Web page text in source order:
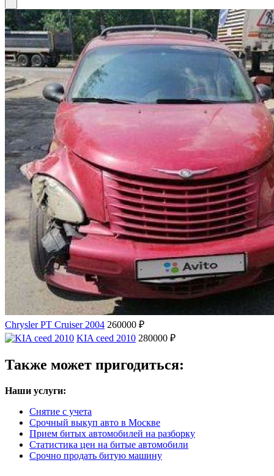
Chrysler PT Cruiser 2004 260000 ₽
KIA ceed 2010 280000 ₽
Также может пригодиться:
Наши услуги:
Снятие с учета
Срочный выкуп авто в Москве
Прием битых автомобилей на разборку
Статистика цен на битые автомобили
Срочно продать битую машину